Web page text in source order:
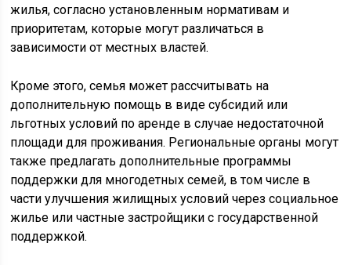
жилья, согласно установленным нормативам и
приоритетам, которые могут различаться в
зависимости от местных властей.
Кроме этого, семья может рассчитывать на
дополнительную помощь в виде субсидий или
льготных условий по аренде в случае недостаточной
площади для проживания. Региональные органы могут
также предлагать дополнительные программы
поддержки для многодетных семей, в том числе в
части улучшения жилищных условий через социальное
жилье или частные застройщики с государственной
поддержкой.